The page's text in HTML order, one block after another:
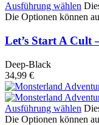
Ausführung wählen
Die Optionen können
Let’s Start A Cult
Deep-Black
34,99 €
Ausführung wählen
Die Optionen können